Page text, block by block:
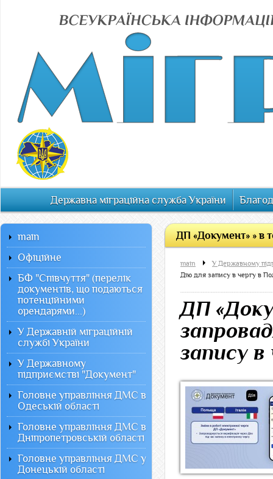
Державна міграційна служба України
ДП «Документ» » в
main
У Державному
Дію для запису в чергу в
ДП
запису в
main
Офiцiйне
БФ "Співчуття" (перелік
документів, що подаються
потенційними
орендарями...)
У Державній міграційній
службі України
У Державному
підприємстві "Документ"
Головне управління ДМС в
Одеській області
Головне управління ДМС в
Дніпропетровській області
Головне управління ДМС у
Донецькій області